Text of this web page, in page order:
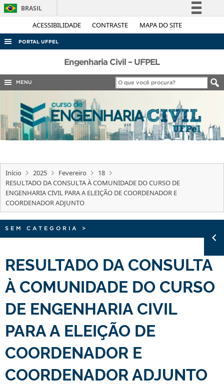
ACESSIBILIDADE CONTRASTE MAPA DO SITE
BRASIL
Simplifique!
Legislação
PORTAL UFPEL
ACESSO À INFORMAÇÃO
AUDITORIA
CONCURSOS
EDITAIS
TELEFONES
Engenharia Civil – UFPEL
MENU
Início 2025 Fevereiro
18
RESULTADO DA CONSULTA À COMUNIDADE DO CURSO DE
ENGENHARIA CIVIL PARA A ELEIÇÃO DE COORDENADOR E
COORDENADOR ADJUNTO
SEM CATEGORIA >
RESULTADO DA CONSULTA
À COMUNIDADE DO CURSO
DE ENGENHARIA CIVIL
PARA A ELEIÇÃO DE
COORDENADOR E
COORDENADOR ADJUNTO